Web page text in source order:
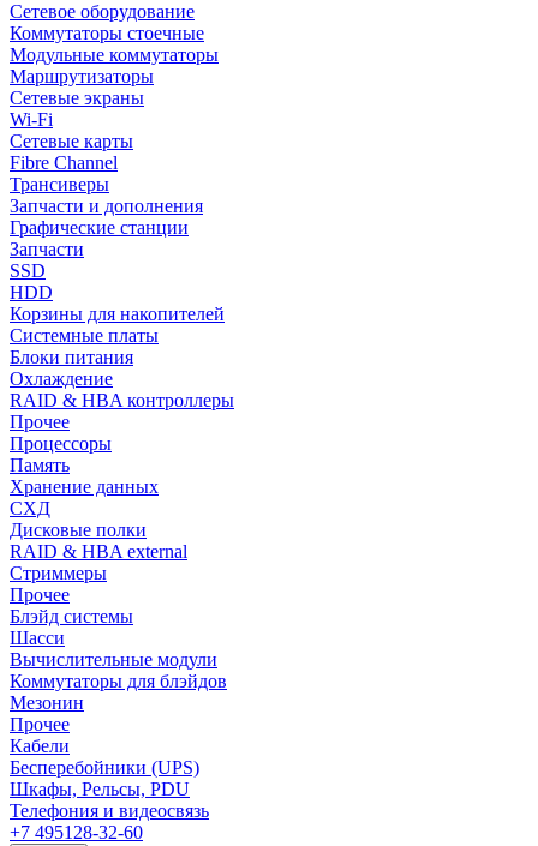
Сетевое оборудование
Коммутаторы стоечные
Модульные коммутаторы
Маршрутизаторы
Сетевые экраны
Wi-Fi
Сетевые карты
Fibre Channel
Трансиверы
Запчасти и дополнения
Графические станции
Запчасти
SSD
HDD
Корзины для накопителей
Системные платы
Блоки питания
Охлаждение
RAID & HBA контроллеры
Прочее
Процессоры
Память
Хранение данных
СХД
Дисковые полки
RAID & HBA external
Стриммеры
Прочее
Блэйд системы
Шасси
Вычислительные модули
Коммутаторы для блэйдов
Мезонин
Прочее
Кабели
Бесперебойники (UPS)
Шкафы, Рельсы, PDU
Телефония и видеосвязь
+7 495128-32-60